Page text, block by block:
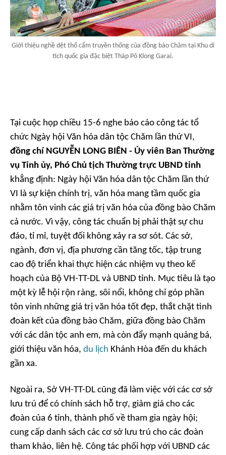
Giới thiệu nghề dệt thổ cẩm truyền thống của đồng bào Chăm tại Khu di
tích quốc gia đặc biệt Tháp Pô Klong Garai.
Tại cuộc họp chiều 15-6 nghe báo cáo công tác tổ
chức Ngày hội Văn hóa dân tộc Chăm lần thứ VI,
đồng chí NGUYỄN LONG BIÊN - Ủy viên Ban Thường
vụ Tỉnh ủy, Phó Chủ tịch Thường trực UBND tỉnh
khẳng định: Ngày hội Văn hóa dân tộc Chăm lần thứ
VI là sự kiện chính trị, văn hóa mang tầm quốc gia
nhằm tôn vinh các giá trị văn hóa của đồng bào Chăm
cả nước. Vì vậy, công tác chuẩn bị phải thật sự chu
đáo, tỉ mỉ, tuyệt đối không xảy ra sơ sót. Các sở,
ngành, đơn vị, địa phương cần tăng tốc, tập trung
cao độ triển khai thực hiện các nhiệm vụ theo kế
hoạch của Bộ VH-TT-DL và UBND tỉnh. Mục tiêu là tạo
một kỳ lễ hội rộn ràng, sôi nổi, không chỉ góp phần
tôn vinh những giá trị văn hóa tốt đẹp, thắt chặt tình
đoàn kết của đồng bào Chăm, giữa đồng bào Chăm
với các dân tộc anh em, mà còn đẩy mạnh quảng bá,
giới thiệu văn hóa, du lịch Khánh Hòa đến du khách
gần xa.
Ngoài ra, Sở VH-TT-DL cũng đã làm việc với các cơ sở
lưu trú để có chính sách hỗ trợ, giảm giá cho các
đoàn của 6 tỉnh, thành phố về tham gia ngày hội;
cung cấp danh sách các cơ sở lưu trú cho các đoàn
tham khảo, liên hệ. Công tác phối hợp với UBND các